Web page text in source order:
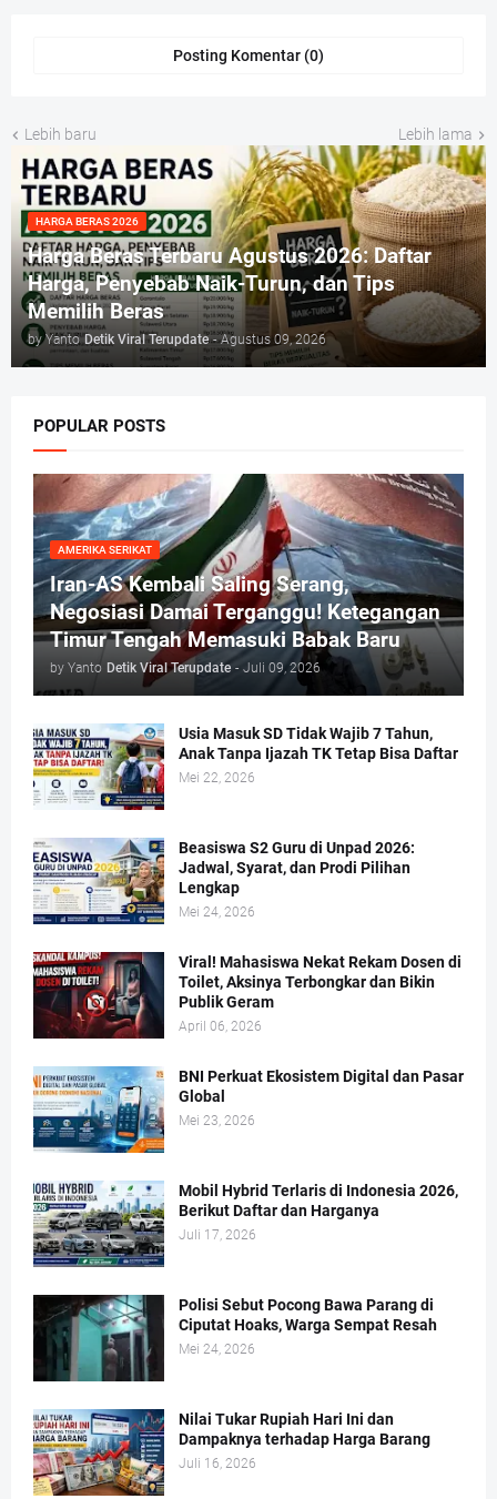
Posting Komentar (0)
Lebih baru Lebih lama
HARGA BERAS 2026
Harga Beras Terbaru Agustus 2026: Daftar
Harga, Penyebab Naik-Turun, dan Tips
Memilih Beras
by Yanto Detik Viral Terupdate - Agustus 09, 2026
POPULAR POSTS
AMERIKA SERIKAT
Iran-AS Kembali Saling Serang,
Negosiasi Damai Terganggu! Ketegangan
Timur Tengah Memasuki Babak Baru
by Yanto Detik Viral Terupdate - Juli 09, 2026
Usia Masuk SD Tidak Wajib 7 Tahun,
Anak Tanpa Ijazah TK Tetap Bisa Daftar
Mei 22, 2026
Beasiswa S2 Guru di Unpad 2026:
Jadwal, Syarat, dan Prodi Pilihan
Lengkap
Mei 24, 2026
Viral! Mahasiswa Nekat Rekam Dosen di
Toilet, Aksinya Terbongkar dan Bikin
Publik Geram
April 06, 2026
BNI Perkuat Ekosistem Digital dan Pasar
Global
Mei 23, 2026
Mobil Hybrid Terlaris di Indonesia 2026,
Berikut Daftar dan Harganya
Juli 17, 2026
Polisi Sebut Pocong Bawa Parang di
Ciputat Hoaks, Warga Sempat Resah
Mei 24, 2026
Nilai Tukar Rupiah Hari Ini dan
Dampaknya terhadap Harga Barang
Juli 16, 2026